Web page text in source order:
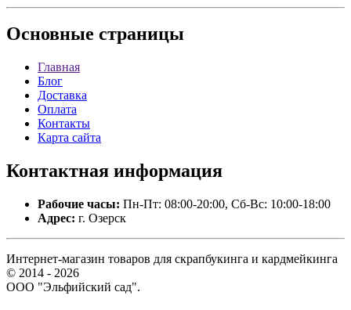
Основные страницы
Главная
Блог
Доставка
Оплата
Контакты
Карта сайта
Контактная информация
Рабочие часы: Пн-Пт: 08:00-20:00, Сб-Вс: 10:00-18:00
Адрес: г. Озерск
Интернет-магазин товаров для скрапбукинга и кардмейкинга
© 2014 - 2026
ООО "Эльфийский сад".